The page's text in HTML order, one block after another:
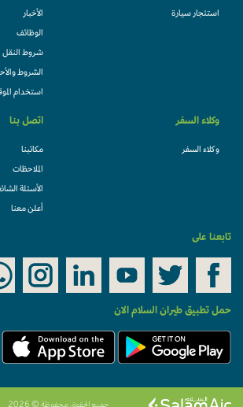
استئجار سيارة الأخبار
الوظائف
شروط النقل
الشروط والأحكام
استخدام الموقع
وكلاء السفر
وكلاء السفر
اتصل بنا
مكاتبنا
الملاحظات
الأسئلة الشائعة
أعلن معنا
تابعنا على
حمل تطبيق طيران السلام الان
جميع الحقوق محفوظة © 2026